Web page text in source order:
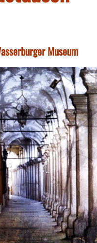
Museum